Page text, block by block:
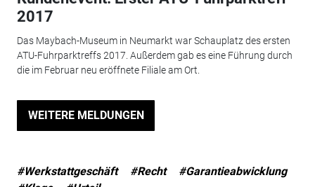
2017
Das Maybach-Museum in Neumarkt war Schauplatz des ersten
ATU-Fuhrparktreffs 2017. Außerdem gab es eine Führung durch
die im Februar neu eröffnete Filiale am Ort.
WEITERE MELDUNGEN
#Werkstattgeschäft #Recht
#Garantieabwicklung